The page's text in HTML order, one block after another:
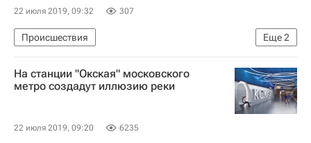
22 июля 2019, 09:32 307
Еще2
Происшествия
Московская область (Подмосковье)
МЧС России (Министерство РФ по делам гражданской обороны, чрезвычайным ситуациям и ликвидации последствий стихийных бедствий)
На станции "Окская" московского
метро создадут иллюзию реки
22 июля 2019, 09:20 6235